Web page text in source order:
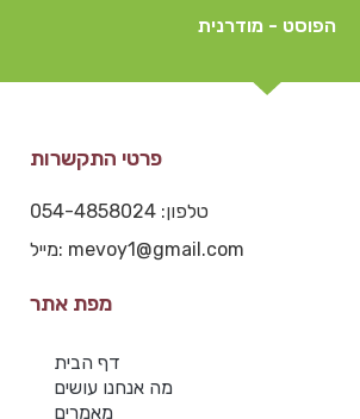
הפוסט - מודרנית
פרטי התקשרות
טלפון: 054-4858024
מייל: mevoy1@gmail.com
מפת אתר
דף הבית
מה אנחנו עושים
מאמרים